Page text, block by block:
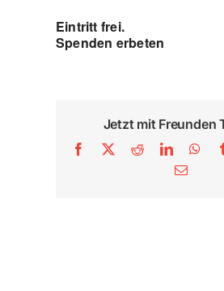
Eintritt frei.
Spenden erbeten
Jetzt mit Freunden
Facebook
X RedditLinkedIn
E-